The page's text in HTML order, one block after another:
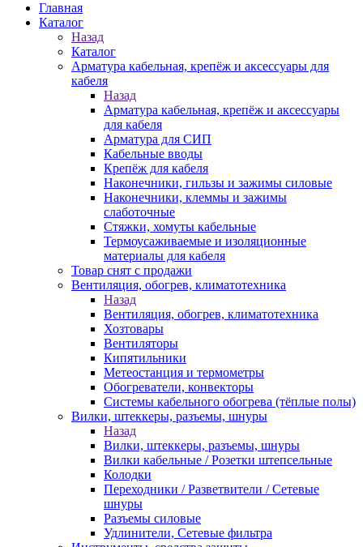
Главная
Каталог
Назад
Каталог
Арматура кабельная, крепёж и аксессуары для
кабеля
Назад
Арматура кабельная, крепёж и аксессуары
для кабеля
Арматура для СИП
Кабельные вводы
Крепёж для кабеля
Наконечники, гильзы и зажимы силовые
Наконечники, клеммы и зажимы
слаботочные
Стяжки, хомуты кабельные
Термоусаживаемые и изоляционные
материалы для кабеля
Товар снят с продажи
Вентиляция, обогрев, климатотехника
Назад
Вентиляция, обогрев, климатотехника
Хозтовары
Вентиляторы
Кипятильники
Метеостанция и термометры
Обогреватели, конвекторы
Системы кабельного обогрева (тёплые полы)
Вилки, штеккеры, разъемы, шнуры
Назад
Вилки, штеккеры, разъемы, шнуры
Вилки кабельные / Розетки штепсельные
Колодки
Переходники / Разветвители / Сетевые
шнуры
Разъемы силовые
Удлинители, Сетевые фильтра